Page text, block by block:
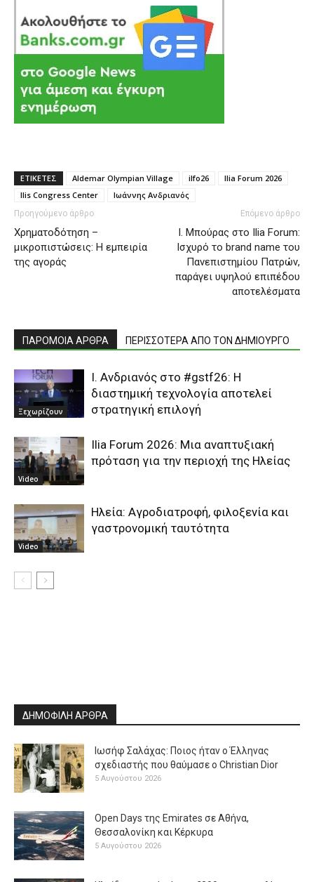
ΕΤΙΚΕΤΕΣ Aldemar Olympian Village ilfo26
Ilia Forum 2026
Ilis Congress Center
Ιωάννης Ανδριανός
Προηγούμενο άρθρο
Χρηματοδότηση –
μικροπιστώσεις: Η εμπειρία
της αγοράς
Επόμενο άρθρο
Ι. Μπούρας στο Ilia Forum:
Ισχυρό το brand name του
Πανεπιστημίου Πατρών,
παράγει υψηλού επιπέδου
αποτελέσματα
ΠΑΡΟΜΟΙΑ ΑΡΘΡΑ ΠΕΡΙΣΣΟΤΕΡΑ ΑΠΟ ΤΟΝ ΔΗΜΙΟΥΡΓΟ
Ξεχωρίζουν
Ι. Ανδριανός στο #gstf26: H
διαστημική τεχνολογία αποτελεί
στρατηγική επιλογή
Video
Ilia Forum 2026: Μια αναπτυξιακή
πρόταση για την περιοχή της Ηλείας
Video
Ηλεία: Αγροδιατροφή, φιλοξενία και
γαστρονομική ταυτότητα
ΔΗΜΟΦΙΛΗ ΑΡΘΡΑ
Ιωσήφ Σαλάχας: Ποιος ήταν ο Έλληνας
σχεδιαστής που θαύμασε ο Christian Dior
5 Αυγούστου 2026
Open Days της Emirates σε Αθήνα,
Θεσσαλονίκη και Κέρκυρα
5 Αυγούστου 2026